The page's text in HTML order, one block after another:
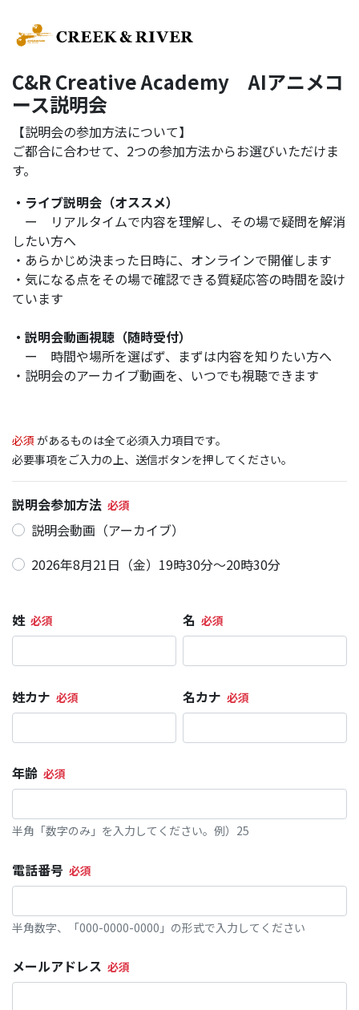
C&R Creative Academy AIアニメコ
ース説明会
【説明会の参加方法について】
ご都合に合わせて、2つの参加方法からお選びいただけま
す。
・ライブ説明会（オススメ）
ー リアルタイムで内容を理解し、その場で疑問を解消
したい方へ
・あらかじめ決まった日時に、オンラインで開催します
・気になる点をその場で確認できる質疑応答の時間を設け
ています
・説明会動画視聴（随時受付）
ー 時間や場所を選ばず、まずは内容を知りたい方へ
・説明会のアーカイブ動画を、いつでも視聴できます
必須 があるものは全て必須入力項目です。
必要事項をご入力の上、送信ボタンを押してください。
説明会参加方法
説明会動画（アーカイブ）
2026年8月21日（金）19時30分～20時30分
姓 名
姓カナ 名カナ
年齢
半角「数字のみ」を入力してください。例）25
電話番号
半角数字、「000-0000-0000」の形式で入力してください
メールアドレス